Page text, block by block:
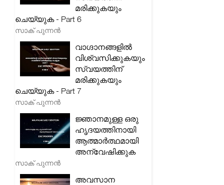
മരിക്കുകയും
ചെയ്യുക - Part 6
സാക് പുന്നൻ
വാഗ്ദാനങ്ങളിൽ
വിശ്വസിക്കുകയും
സ്വയത്തിന്
മരിക്കുകയും
ചെയ്യുക - Part 7
സാക് പുന്നൻ
ജ്ഞാനമുള്ള ഒരു
ഹൃദയത്തിനായി
ആത്മാർത്ഥമായി
അന്വേഷിക്കുക
സാക് പുന്നൻ
അവസാന